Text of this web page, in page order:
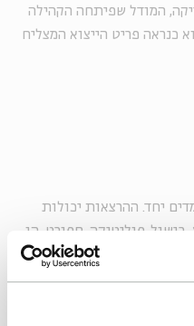
המודל שפיתחה הקהילה
לפני 33 שנה הוא כנראה פריט הייצוא המצליח
יחד. ההרצאות יכולות
פוליטיקה, ספורט. הן
של כל אלה, אבל הקהל, אף
שבאים להתעניין.